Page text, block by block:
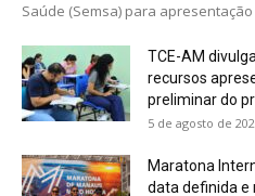
Saúde (Semsa) para apresentação
TCE-AM
recursos
preliminar do
5 de agosto de
Maratona
data definida e